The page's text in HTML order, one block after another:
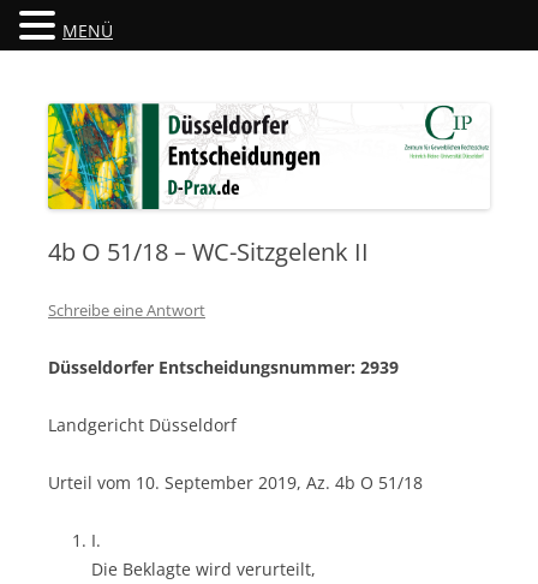
Düsseldorfer Entscheidungen
4b O 51/18 – WC-Sitzgelenk II
Schreibe eine Antwort
Düsseldorfer Entscheidungsnummer: 2939
Landgericht Düsseldorf
Urteil vom 10. September 2019, Az. 4b O 51/18
I.
Die Beklagte wird verurteilt,
MENÜ